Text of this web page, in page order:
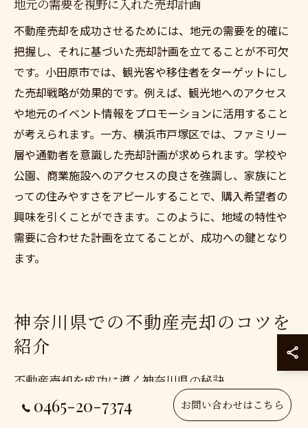
地元の需要を視野に入れた売却計画
不動産売却を成功させるためには、地元の需要を的確に
把握し、それに基づいた売却計画を立てることが不可欠
です。小田原市では、観光客や移住者をターゲットにし
た売却戦略が効果的です。例えば、観光地へのアクセス
や地元のイベント情報をプロモーションに活用すること
が考えられます。一方、横浜市戸塚区では、ファミリー
層や通勤者を意識した売却計画が求められます。学校や
公園、商業施設へのアクセスの良さを強調し、家族にと
っての住みやすさをアピールすることで、購入希望者の
興味を引くことができます。このように、地域の特性や
需要に合わせた計画を立てることが、成功への鍵となり
ます。
神奈川県での不動産売却のコツを
紹介
不動産売却を成功に導く神奈川県の秘訣
神奈川県での不動産売却を成功に導くためには、地域ご
0465-20-7374 お問い合わせはこちら